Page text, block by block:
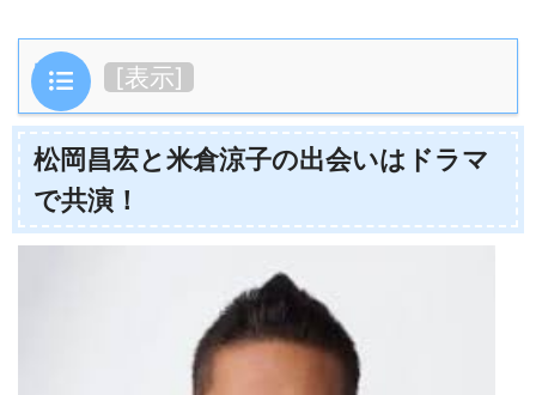
目次 [表示]
松岡昌宏と米倉涼子の出会いはドラマ
で共演！